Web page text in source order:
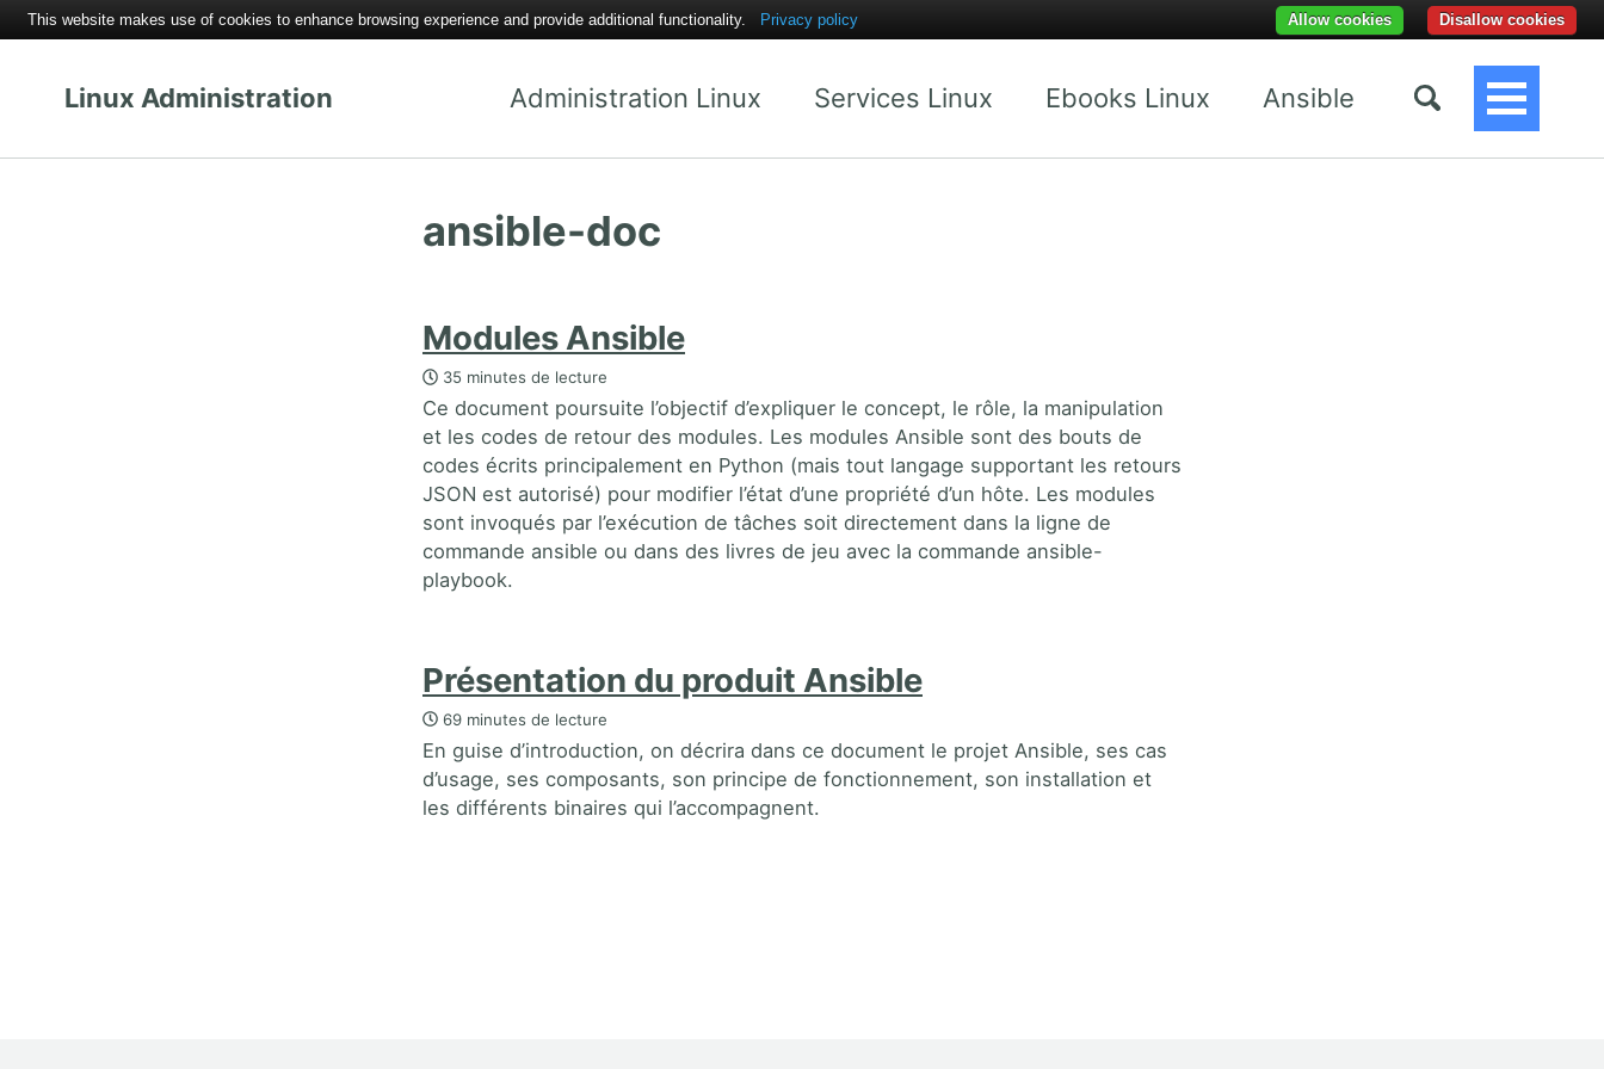
Linux Administration Administration Linux Services Linux Ebooks Linux Ansible
Toggle
Menu
ansible-doc
Modules Ansible
35 minutes de lecture
Ce document poursuite l’objectif d’expliquer le concept, le rôle, la manipulation
et les codes de retour des modules. Les modules Ansible sont des bouts de
codes écrits principalement en Python (mais tout langage supportant les retours
JSON est autorisé) pour modifier l’état d’une propriété d’un hôte. Les modules
sont invoqués par l’exécution de tâches soit directement dans la ligne de
commande ansible ou dans des livres de jeu avec la commande ansible-
playbook.
Présentation du produit Ansible
69 minutes de lecture
En guise d’introduction, on décrira dans ce document le projet Ansible, ses cas
d’usage, ses composants, son principe de fonctionnement, son installation et
les différents binaires qui l’accompagnent.
This website makes use of cookies to enhance browsing experience and provide additional functionality. Privacy policy Disallow cookies
Allow cookies